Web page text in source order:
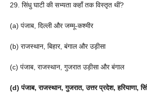
29. सिंधु घाटी की सभ्यता कहाँ तक विस्तृत थीं?
(a) पंजाब, दिल्ली और जम्मू-कश्मीर
(b) राजस्थान, बिहार, बंगाल और उड़ीसा
(c) पंजाब, राजस्थान, गुजरात उड़ीसा और बंगाल
(d) पंजाब, राजस्थान, गुजरात, उत्तर प्रदेश, हरियाणा,